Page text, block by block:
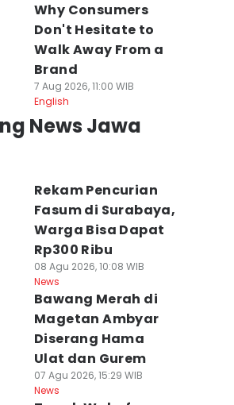
Menduga
Bromo
Aktivitas
Agu 2026, 14:18 WIB
DPRD Surabaya
Pengelola Mal soal
Pemasangan
Pagar
08 Agu 2026, 13:53 WIB
News
Why Consumers
Don't Hesitate to
Walk Away From a
Brand
7 Aug 2026, 11:00 WIB
English
News Jawa
Rekam Pencurian
Fasum di Surabaya,
Warga Bisa Dapat
Rp300 Ribu
08 Agu 2026, 10:08 WIB
News
Bawang Merah di
Magetan Ambyar
Diserang Hama
Ulat dan Gurem
07 Agu 2026, 15:29 WIB
News